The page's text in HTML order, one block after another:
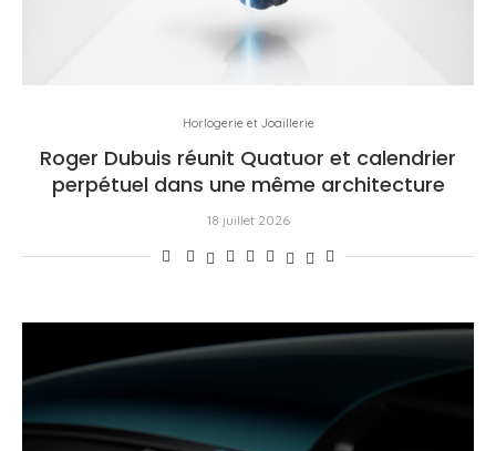
Horlogerie et Joaillerie
Roger Dubuis réunit Quatuor et calendrier
perpétuel dans une même architecture
18 juillet 2026